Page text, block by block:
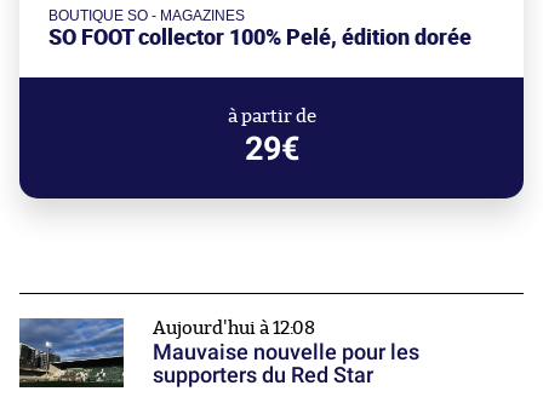
BOUTIQUE SO - MAGAZINES
SO FOOT collector 100% Pelé, édition dorée
à partir de
29€
Aujourd'hui à 12:08
Mauvaise nouvelle pour les
supporters du Red Star